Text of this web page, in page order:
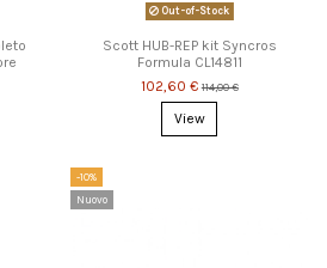
Out-of-Stock
Scott HUB-REP kit Syncros
Formula CL14811
102,60 € 114,00 €
View
-10%
Nuovo